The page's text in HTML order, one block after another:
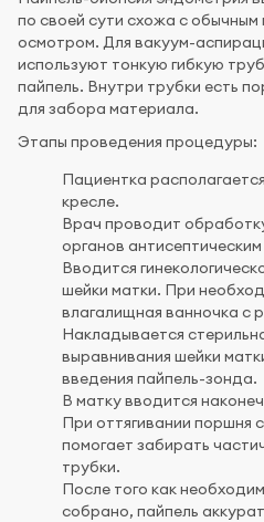
по своей сути схожа с обычным
осмотром. Для вакуум-
используют тонкую гибкую
пайпель. Внутри трубки есть
для забора материала.
Этапы проведения процедуры:
Пациентка
кресле.
Врач проводит
органов
Вводится
шейки матки. При
влагалищная ванночка с
Накладывается
выравнивания шейки
введения пайпель-зонда.
В матку вводится
При оттягивании поршня
помогает забирать
трубки.
После того как
собрано, пайпель